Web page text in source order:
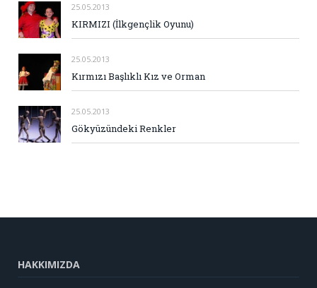
25.05.2013
KIRMIZI (İlkgençlik Oyunu)
25.05.2013
Kırmızı Başlıklı Kız ve Orman
25.05.2013
Gökyüzündeki Renkler
HAKKIMIZDA